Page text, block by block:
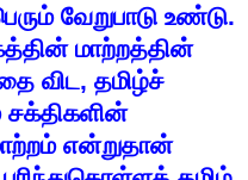
வேறுபாடு உண்டு.
மாற்றத்தின்
விட, தமிழ்ச்
சக்திகளின்
என்றுதான்